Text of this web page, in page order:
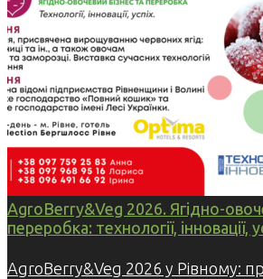
AgroBerry&Veg 2026. Ягідно-
переробка: технології, інновації,
AgroBerry&Veg 2026 у Рівному: